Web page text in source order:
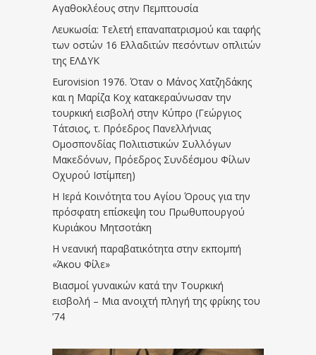
Αγαθοκλέους στην Πεμπτουσία
Λευκωσία: Τελετή επαναπατρισμού και ταφής
των οστών 16 Ελλαδιτών πεσόντων οπλιτών
της ΕΛΔΥΚ
Eurovision 1976. Όταν ο Μάνος Χατζηδάκης
και η Μαρίζα Κοχ κατακεραύνωσαν την
τουρκική εισβολή στην Κύπρο (Γεώργιος
Τάτσιος, τ. Πρόεδρος Πανελλήνιας
Ομοσπονδίας Πολιτιστικών Συλλόγων
Μακεδόνων, Πρόεδρος Συνδέσμου Φίλων
Οχυρού Ιστίμπεη)
Η Ιερά Κοινότητα του Αγίου Όρους για την
πρόσφατη επίσκεψη του Πρωθυπουργού
Κυριάκου Μητσοτάκη
Η νεανική παραβατικότητα στην εκπομπή
«Άκου Φίλε»
Βιασμοί γυναικών κατά την Τουρκική
εισβολή – Μια ανοιχτή πληγή της φρίκης του
’74